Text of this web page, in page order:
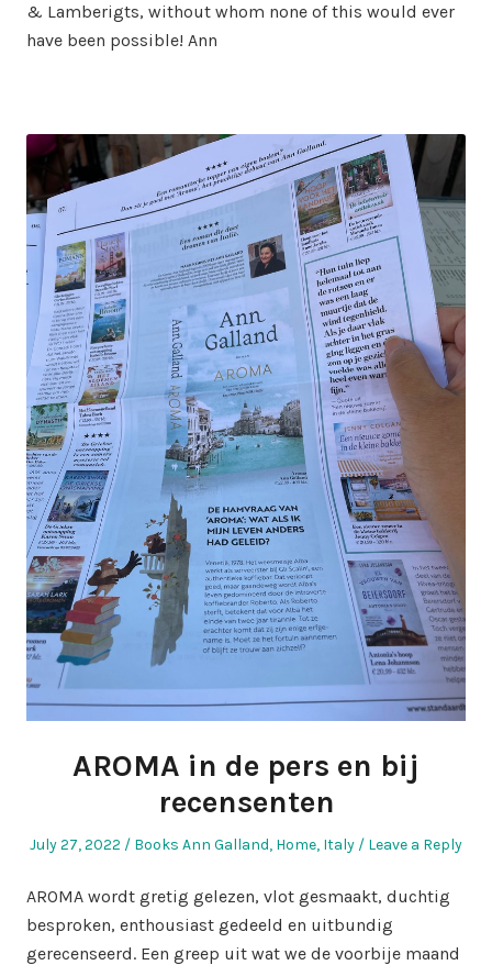
& Lamberigts, without whom none of this would ever
have been possible! Ann
AROMA in de pers en bij
recensenten
Posted
July 27, 2022
Posted
Books Ann Galland, Home, Italy Leave a Reply
AROMA wordt gretig gelezen, vlot gesmaakt, duchtig
besproken, enthousiast gedeeld en uitbundig
gerecenseerd. Een greep uit wat we de voorbije maand